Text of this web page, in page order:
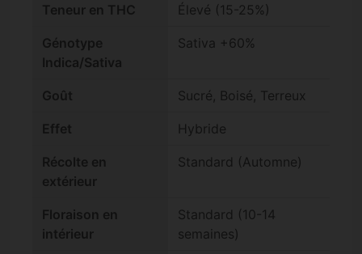
Teneur en THC Élevé (15-25%)
Génotype
Indica/Sativa
Sativa +60%
Goût Sucré, Boisé, Terreux
Effet Hybride
Récolte en
extérieur
Standard (Automne)
Floraison en
intérieur
Standard (10-14
semaines)